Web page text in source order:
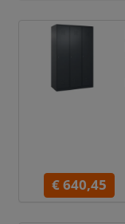
€ 640,45